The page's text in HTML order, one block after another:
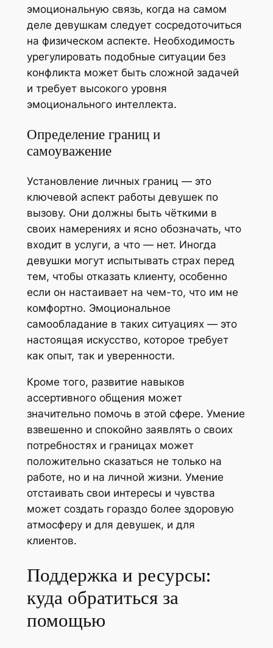
эмоциональную связь, когда на самом
деле девушкам следует сосредоточиться
на физическом аспекте. Необходимость
урегулировать подобные ситуации без
конфликта может быть сложной задачей
и требует высокого уровня
эмоционального интеллекта.
Определение границ и
самоуважение
Установление личных границ — это
ключевой аспект работы девушек по
вызову. Они должны быть чёткими в
своих намерениях и ясно обозначать, что
входит в услуги, а что — нет. Иногда
девушки могут испытывать страх перед
тем, чтобы отказать клиенту, особенно
если он настаивает на чем-то, что им не
комфортно. Эмоциональное
самообладание в таких ситуациях — это
настоящая искусство, которое требует
как опыт, так и уверенности.
Кроме того, развитие навыков
ассертивного общения может
значительно помочь в этой сфере. Умение
взвешенно и спокойно заявлять о своих
потребностях и границах может
положительно сказаться не только на
работе, но и на личной жизни. Умение
отстаивать свои интересы и чувства
может создать гораздо более здоровую
атмосферу и для девушек, и для
клиентов.
Поддержка и ресурсы:
куда обратиться за
помощью